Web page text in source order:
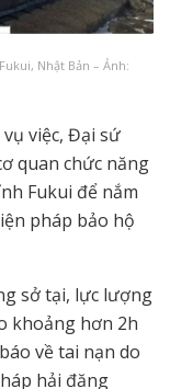
Nhật Bản – Ảnh:
việc, Đại sứ
quan chức năng
Fukui để nắm
pháp bảo hộ
sở tại, lực lượng
khoảng hơn 2h
về tai nạn do
hải đăng